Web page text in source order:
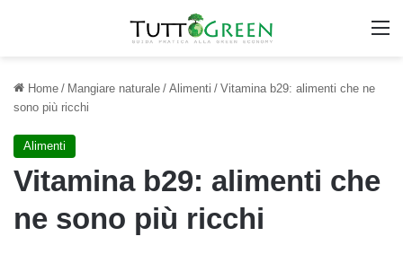
Home / Mangiare naturale / Alimenti / Vitamina b29: alimenti che ne
sono più ricchi
Alimenti
Vitamina b29: alimenti che
ne sono più ricchi